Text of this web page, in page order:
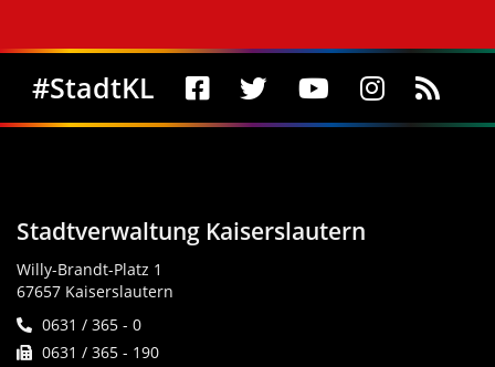
Social Media
#StadtKL
Stadtverwaltung Kaiserslautern
Willy-Brandt-Platz 1
67657 Kaiserslautern
0631 / 365 - 0
0631 / 365 - 190